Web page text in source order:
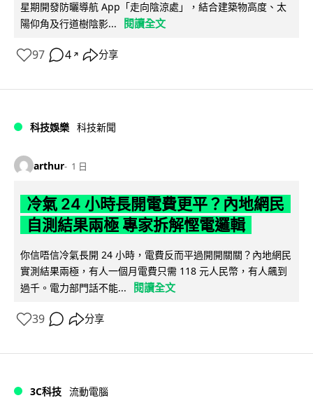
星期開發防曬導航 App「走向陰涼處」，結合建築物高度、太
陽仰角及行道樹陰影...
閱讀全文
97 4 ↗ 分享
科技娛樂 科技新聞
arthur 1 日
冷氣 24 小時長開電費更平？內地網民
自測結果兩極 專家拆解慳電邏輯
你信唔信冷氣長開 24 小時，電費反而平過開開關關？內地網民
實測結果兩極，有人一個月電費只需 118 元人民幣，有人飆到
過千。電力部門話不能...
閱讀全文
39 分享
3C科技 流動電腦